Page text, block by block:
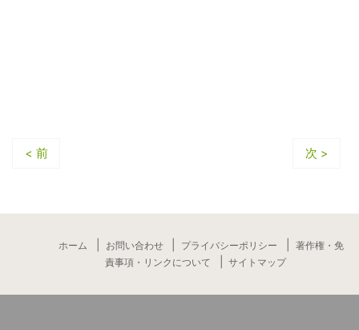
< 前 次 >
ホーム お問い合わせ プライバシーポリシー
著作権・免
責事項・リンクについて
サイトマップ